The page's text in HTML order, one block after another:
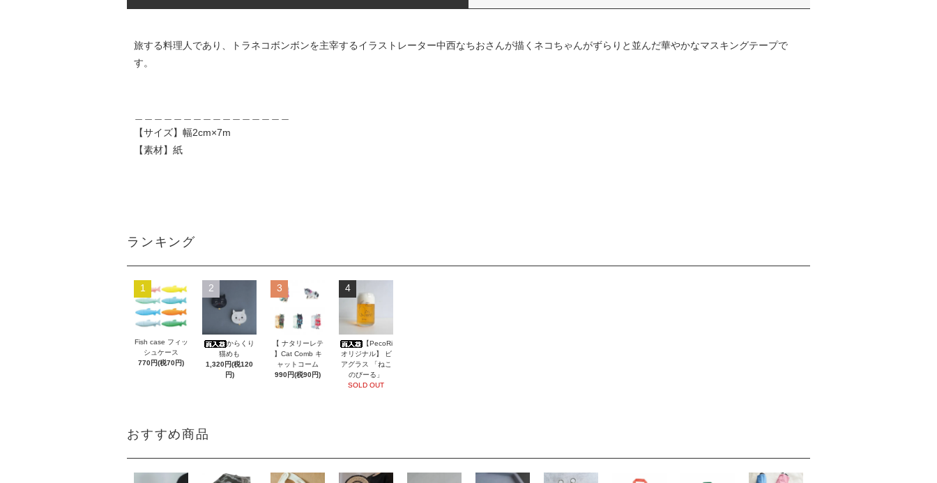
旅する料理人であり、トラネコボンボンを主宰するイラストレーター中西なちおさんが描くネコちゃんがずらりと並んだ華やかなマスキングテープで
す。
【サイズ】幅2cm×7m
【素材】紙
ランキング
1
Fish case フィッ
シュケース
770円(税70円)
2
からくり
猫めも
1,320円(税120
円)
3
【 ナタリーレテ
】Cat Comb キ
ャットコーム
990円(税90円)
4
【PecoRi
オリジナル】 ビ
アグラス 「ねこ
のびーる」
SOLD OUT
おすすめ商品